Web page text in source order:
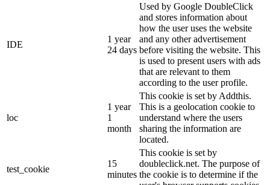
IDE
1 year
24 days
Used by Google DoubleClick
and stores information about
how the user uses the website
and any other advertisement
before visiting the website. This
is used to present users with ads
that are relevant to them
according to the user profile.
loc
1 year
1
month
This cookie is set by Addthis.
This is a geolocation cookie to
understand where the users
sharing the information are
located.
test_cookie
15
minutes
This cookie is set by
doubleclick.net. The purpose of
the cookie is to determine if the